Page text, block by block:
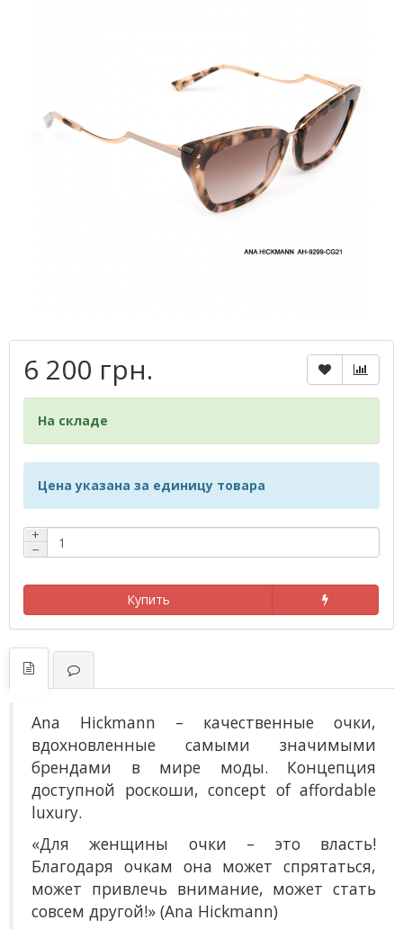
6 200 грн.
На складе
Цена указана за единицу товара
+
−
Купить
Ana Hickmann – качественные очки,
вдохновленные самыми значимыми
брендами в мире моды. Концепция
доступной роскоши, concept of affordable
luxury.
«Для женщины очки – это власть!
Благодаря очкам она может спрятаться,
может привлечь внимание, может стать
совсем другой!» (Ana Hickmann)